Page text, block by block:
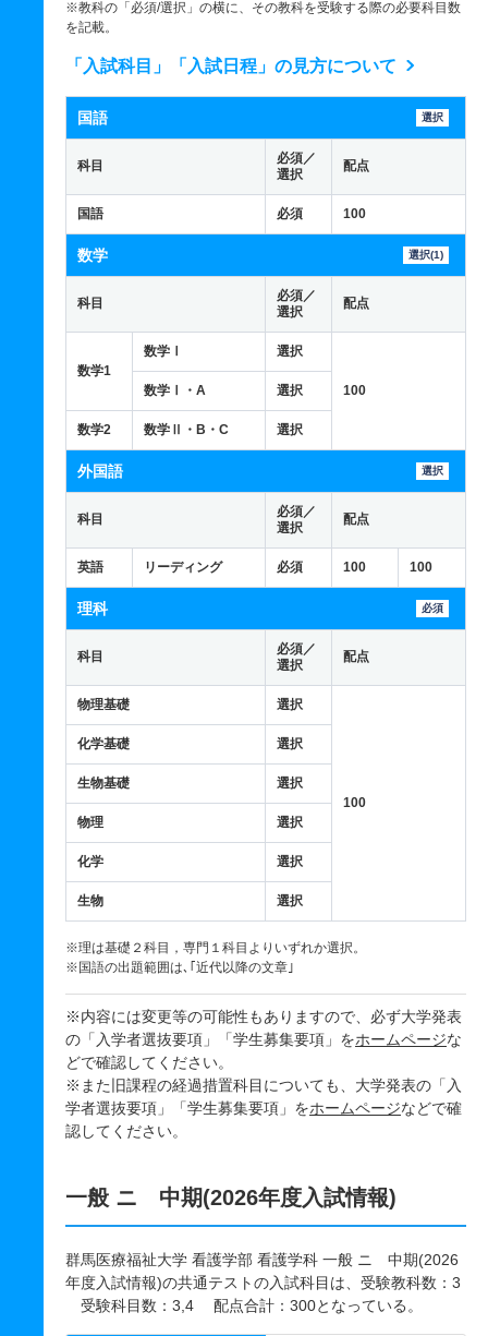
※教科の「必須/選択」の横に、その教科を受験する際の必要科目数
を記載。
「入試科目」「入試日程」の見方について
国語 選択
科目
必須／
選択
配点
国語 必須 100
数学 選択(1)
科目
必須／
選択
配点
数学1
数学Ⅰ 選択
100
数学Ⅰ・A 選択
数学2 数学Ⅱ・B・C 選択
外国語 選択
科目
必須／
選択
配点
英語 リーディング 必須 100 100
理科 必須
科目
必須／
選択
配点
物理基礎 選択
100
化学基礎 選択
生物基礎 選択
物理 選択
化学 選択
生物 選択
※理は基礎２科目，専門１科目よりいずれか選択。
※国語の出題範囲は､｢近代以降の文章｣
※内容には変更等の可能性もありますので、必ず大学発表
の「入学者選抜要項」「学生募集要項」をホームページな
どで確認してください。
※また旧課程の経過措置科目についても、大学発表の「入
学者選抜要項」「学生募集要項」をホームページなどで確
認してください。
一般 ニ 中期(2026年度入試情報)
群馬医療福祉大学 看護学部 看護学科 一般 ニ 中期(2026
年度入試情報)の共通テストの入試科目は、受験教科数：3
受験科目数：3,4 配点合計：300となっている。